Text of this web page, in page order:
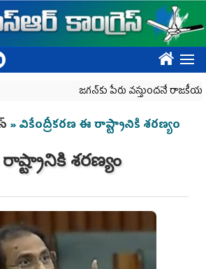
????
జగన్‌కు పేరు వస్తుందనే రాజకీయ కక్షతో
» వికేంద్రీకరణ ఈ రాష్ట్రానికి శరణ్యం
రాష్ట్రానికి శరణ్యం